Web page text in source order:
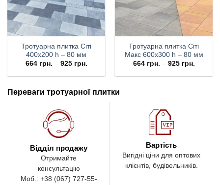
Тротуарна плитка Cіті
400х200 h – 80 мм
664 грн. – 925 грн.
Тротуарна плитка Cіті
Макс 600х300 h – 80 мм
664 грн. – 925 грн.
Переваги тротуарної плитки
Відділ продажу
Отримайте
консультацію
Моб.: +38 (067) 727-55-
Вартість
Вигідні ціни для оптових
клієнтів, будівельників.